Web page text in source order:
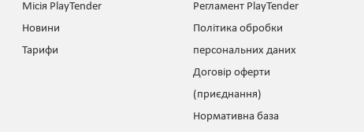
Місія PlayTender
Новини
Тарифи
Регламент PlayTender
Політика обробки
персональних даних
Договір оферти
(приєднання)
Нормативна база